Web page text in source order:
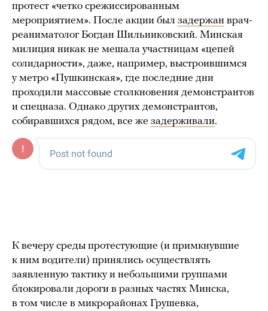
протест «четко срежиссированным
мероприятием». После акции был задержан врач-
реаниматолог Богдан Шильниковский. Минская
милиция никак не мешала участницам «цепей
солидарности», даже, например, выстроившимся
у метро «Пушкинская», где последние дни
проходили массовые столкновения демонстрантов
и спецназа. Однако других демонстрантов,
собиравшихся рядом, все же задерживали.
К вечеру среды протестующие (и примкнувшие
к ним водители) принялись осуществлять
заявленную тактику и небольшими группами
блокировали дороги в разных частях Минска,
в том числе в микрорайонах Грушевка,